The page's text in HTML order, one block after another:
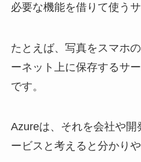
必要な機能を借りて使うサ
たとえば、写真をスマホ
ーネット上に保存するサ
です。
Azureは、それを会社や
ービスと考えると分かりや